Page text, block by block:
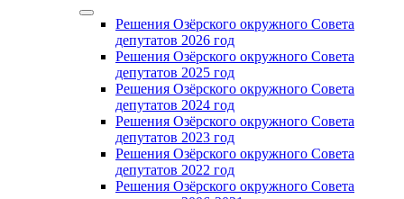
Решения Озёрского окружного Совета
депутатов 2026 год
Решения Озёрского окружного Совета
депутатов 2025 год
Решения Озёрского окружного Совета
депутатов 2024 год
Решения Озёрского окружного Совета
депутатов 2023 год
Решения Озёрского окружного Совета
депутатов 2022 год
Решения Озёрского окружного Совета